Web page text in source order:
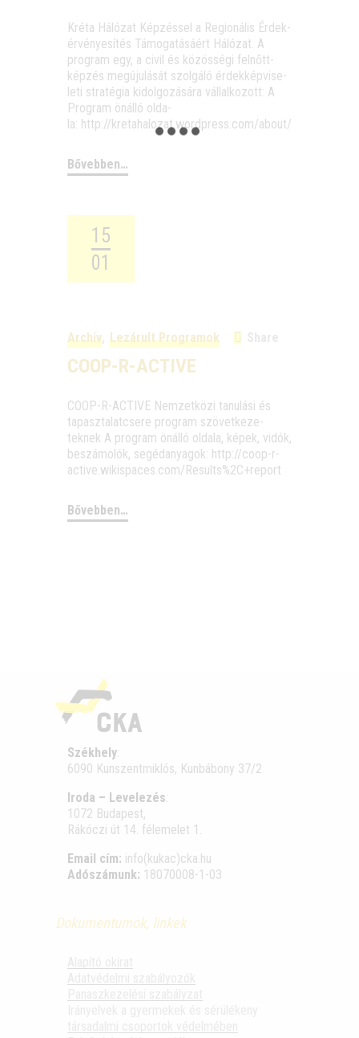
Kré­ta Háló­zat Kép­zés­sel a Regi­o­ná­lis Érdek­
ér­vé­nye­sí­tés Támo­ga­tá­sá­ért Háló­zat. A
prog­ram egy, a civil és közös­sé­gi fel­nőtt­
kép­zés meg­úju­lá­sát szol­gá­ló érdek­kép­vi­se­
le­ti stra­té­gia kidol­go­zá­sá­ra vál­lal­ko­zott: A
Prog­ram önál­ló olda­
la: http://kretahalozat.wordpress.com/about/
Bővebben…
15
01
Archív, Lezárult Programok
COOP-R-ACTIVE
COOP-R-ACTIVE Nem­zet­kö­zi tanu­lá­si és
tapasz­ta­lat­cse­re prog­ram szö­vet­ke­ze­
teknek A prog­ram önál­ló olda­la, képek, vidók,
beszá­mo­lók, segéd­anya­gok: http://coop-r-
active.wikispaces.com/Results%2C+report
Bővebben…
Székhely:
6090 Kunszentmiklós, Kunbábony 37/2
Iroda – Levelezés:
1072 Budapest,
Rákóczi út 14. félemelet 1.
Email cím: info(kukac)cka.hu
Adószámunk: 18070008-1-03
Dokumentumok, linkek